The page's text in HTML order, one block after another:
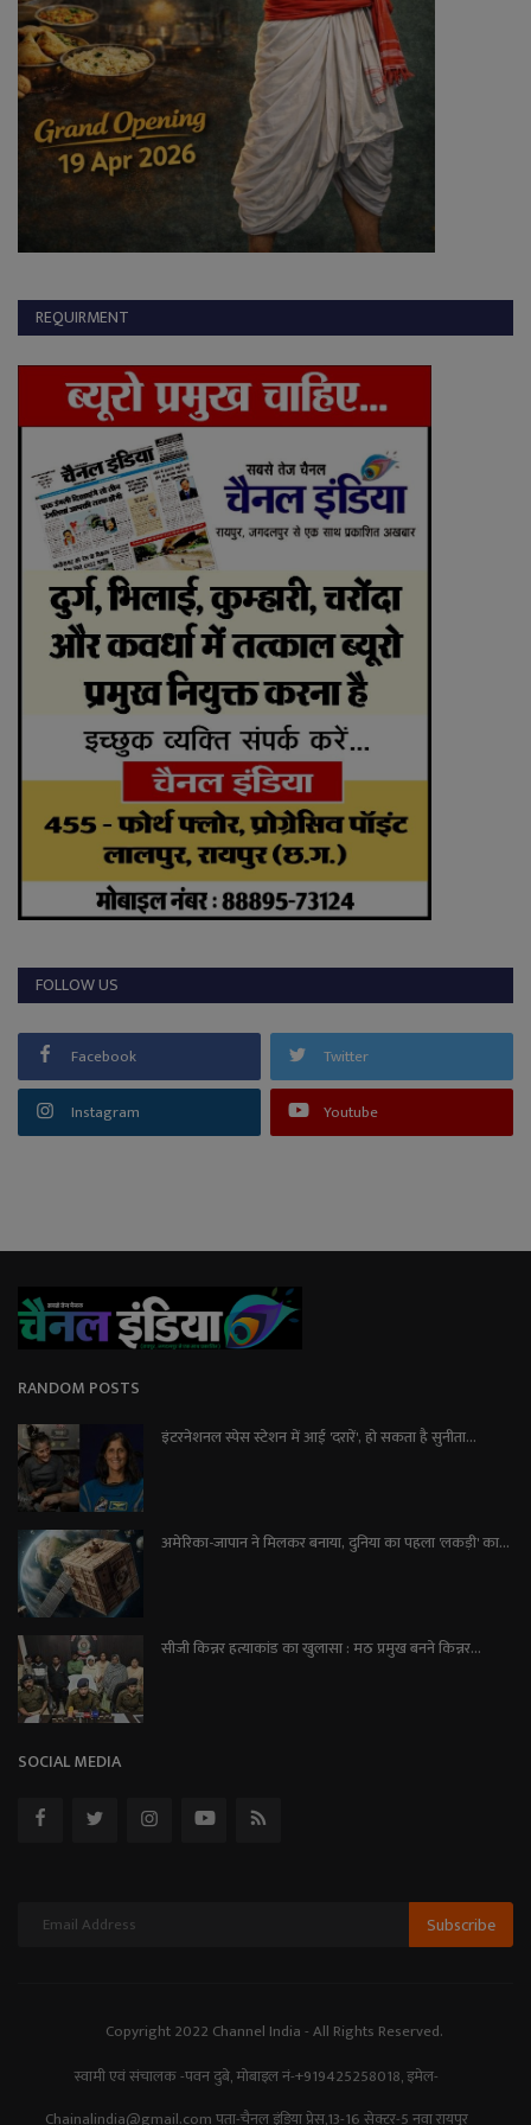
REQUIRMENT
FOLLOW US
Facebook Twitter
Instagram Youtube
RANDOM POSTS
इंटरनेशनल स्पेस स्टेशन में आई 'दरारें', हो सकता है सुनीता...
अमेरिका-जापान ने मिलकर बनाया, दुनिया का पहला 'लकड़ी' का...
सीजी किन्नर हत्याकांड का खुलासा : मठ प्रमुख बनने किन्नर...
SOCIAL MEDIA
Subscribe
Copyright 2022 Channel India - All Rights Reserved.
स्वामी एवं संचालक -पवन दुबे, मोबाइल नं-+919425258018, इमेल-
Chainalindia@gmail.com पता-चैनल इंडिया प्रेस,13-16 सेक्टर-5 नवा रायपुर